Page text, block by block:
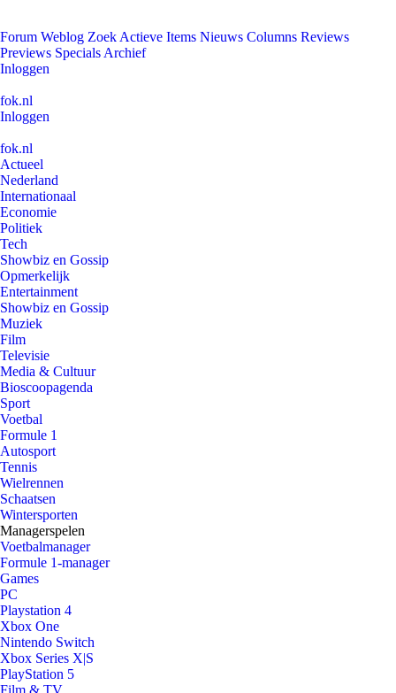
Forum Weblog Zoek Actieve Items Nieuws Columns Reviews
Previews Specials Archief
Inloggen
fok.nl
Inloggen
fok.nl
Actueel
Nederland
Internationaal
Economie
Politiek
Tech
Showbiz en Gossip
Opmerkelijk
Entertainment
Showbiz en Gossip
Muziek
Film
Televisie
Media & Cultuur
Bioscoopagenda
Sport
Voetbal
Formule 1
Autosport
Tennis
Wielrennen
Schaatsen
Wintersporten
Managerspelen
Voetbalmanager
Formule 1-manager
Games
PC
Playstation 4
Xbox One
Nintendo Switch
Xbox Series X|S
PlayStation 5
Film & TV